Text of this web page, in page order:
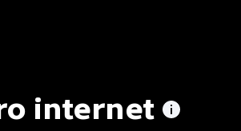
internet